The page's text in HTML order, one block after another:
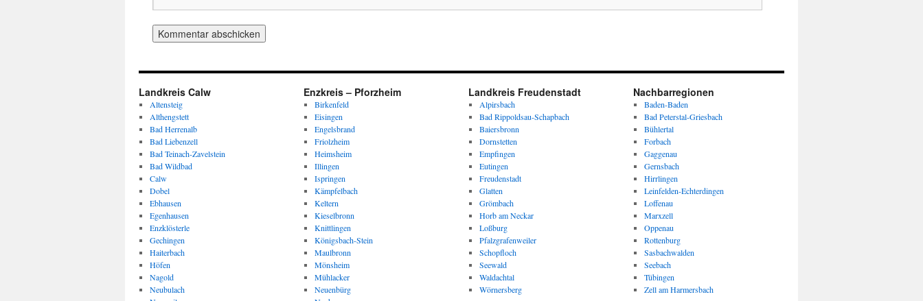
Landkreis Calw
Altensteig
Althengstett
Bad Herrenalb
Bad Liebenzell
Bad Teinach-Zavelstein
Bad Wildbad
Calw
Dobel
Ebhausen
Egenhausen
Enzklösterle
Gechingen
Haiterbach
Höfen
Nagold
Neubulach
Enzkreis – Pforzheim
Birkenfeld
Eisingen
Engelsbrand
Friolzheim
Heimsheim
Illingen
Ispringen
Kämpfelbach
Keltern
Kieselbronn
Knittlingen
Königsbach-Stein
Maulbronn
Mönsheim
Mühlacker
Neuenbürg
Landkreis Freudenstadt
Alpirsbach
Bad Rippoldsau-Schapbach
Baiersbronn
Dornstetten
Empfingen
Eutingen
Freudenstadt
Glatten
Grömbach
Horb am Neckar
Loßburg
Pfalzgrafenweiler
Schopfloch
Seewald
Waldachtal
Wörnersberg
Nachbarregionen
Baden-Baden
Bad Peterstal-Griesbach
Bühlertal
Forbach
Gaggenau
Gernsbach
Hirrlingen
Leinfelden-Echterdingen
Loffenau
Marxzell
Oppenau
Rottenburg
Sasbachwalden
Seebach
Tübingen
Zell am Harmersbach